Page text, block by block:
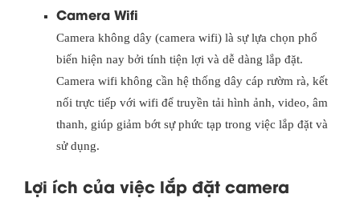
Camera Wifi
Camera không dây (camera wifi) là sự lựa chọn phổ
biến hiện nay bởi tính tiện lợi và dễ dàng lắp đặt.
Camera wifi không cần hệ thống dây cáp rườm rà, kết
nối trực tiếp với wifi để truyền tải hình ảnh, video, âm
thanh, giúp giảm bớt sự phức tạp trong việc lắp đặt và
sử dụng.
Lợi ích của việc lắp đặt camera